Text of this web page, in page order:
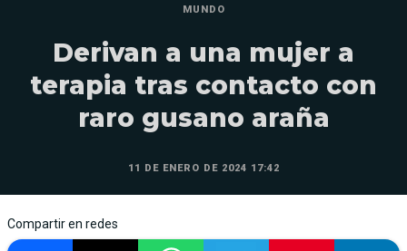
MUNDO
Derivan a una mujer a
terapia tras contacto con
raro gusano araña
11 DE ENERO DE 2024 17:42
Compartir en redes